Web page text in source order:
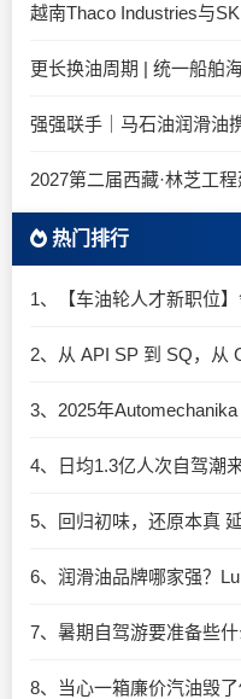
越南Thaco Industries与
2027第二届西藏·林芝工
热门排行
1、【车油轮人才新职位
4、日均1.3亿人次自驾潮
5、回归初味，还原本真
6、润滑油品牌哪家强？
7、暑期自驾游要准备些什
8、当心一箱廉价汽油毁了